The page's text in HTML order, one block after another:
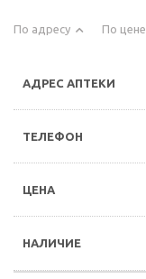
По адресу По цене